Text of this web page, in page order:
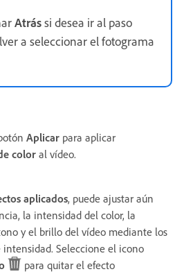
Atrássi desea ir al paso
a seleccionar el fotograma
Aplicar para aplicar
color al vídeo.
aplicados, puede ajustar aún
la intensidad del color, la
y el brillo del vídeo mediante los
intensidad. Seleccione el icono
para quitar el efecto